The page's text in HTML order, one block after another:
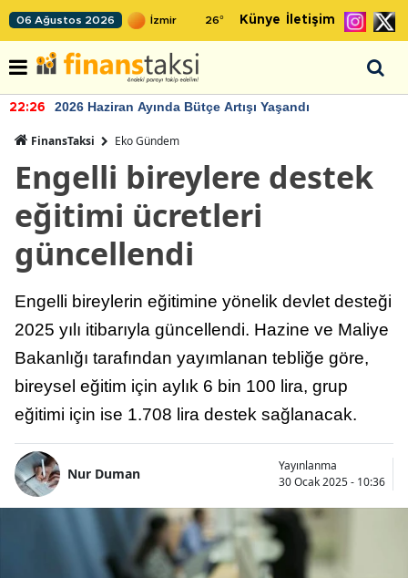
06 Ağustos 2026 26° Künye İletişim
22:26 2026 Haziran Ayında Bütçe Artışı Yaşandı
FinansTaksi Eko Gündem
Engelli bireylere destek
eğitimi ücretleri
güncellendi
Engelli bireylerin eğitimine yönelik devlet desteği
2025 yılı itibarıyla güncellendi. Hazine ve Maliye
Bakanlığı tarafından yayımlanan tebliğe göre,
bireysel eğitim için aylık 6 bin 100 lira, grup
eğitimi için ise 1.708 lira destek sağlanacak.
Nur Duman
Yayınlanma
30 Ocak 2025 - 10:36